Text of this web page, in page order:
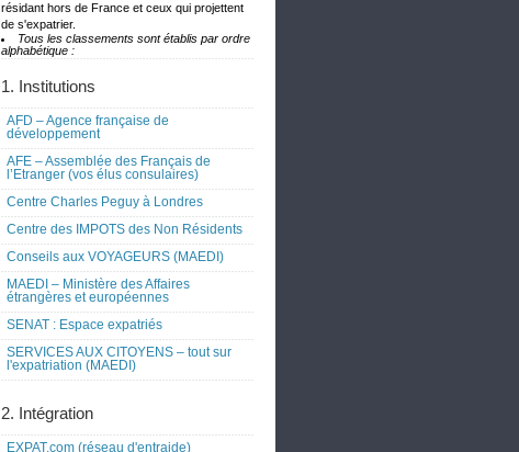
résidant hors de France et ceux qui projettent
de s'expatrier.
Tous les classements sont établis par ordre
alphabétique :
1. Institutions
AFD – Agence française de
développement
AFE – Assemblée des Français de
l’Etranger (vos élus consulaires)
Centre Charles Peguy à Londres
Centre des IMPOTS des Non Résidents
Conseils aux VOYAGEURS (MAEDI)
MAEDI – Ministère des Affaires
étrangères et européennes
SENAT : Espace expatriés
SERVICES AUX CITOYENS – tout sur
l'expatriation (MAEDI)
2. Intégration
EXPAT.com (réseau d'entraide)